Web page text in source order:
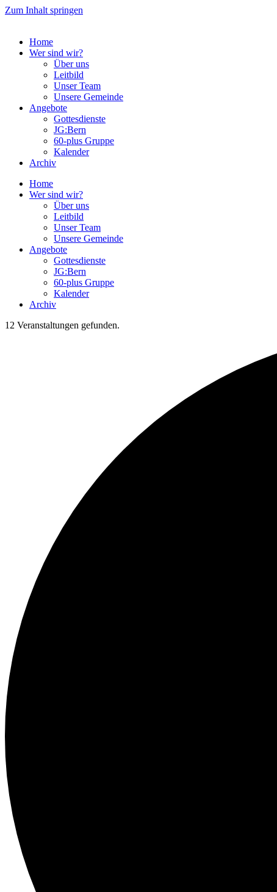
Zum Inhalt springen
Home
Wer sind wir?
Über uns
Leitbild
Unser Team
Unsere Gemeinde
Angebote
Gottesdienste
JG:Bern
60-plus Gruppe
Kalender
Archiv
Home
Wer sind wir?
Über uns
Leitbild
Unser Team
Unsere Gemeinde
Angebote
Gottesdienste
JG:Bern
60-plus Gruppe
Kalender
Archiv
12 Veranstaltungen gefunden.